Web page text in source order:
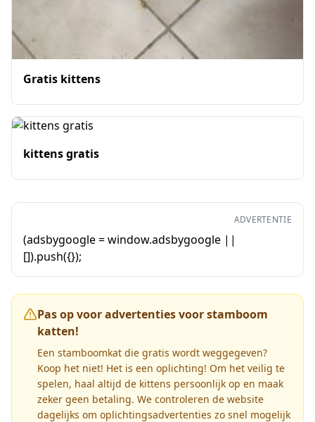
Gratis kittens
kittens gratis
ADVERTENTIE
(adsbygoogle = window.adsbygoogle ||
[]).push({});
Pas op voor advertenties voor stamboom
katten!
Een stamboomkat die gratis wordt weggegeven?
Koop het niet! Het is een oplichting! Om het veilig te
spelen, haal altijd de kittens persoonlijk op en maak
zeker geen betaling. We controleren de website
dagelijks om oplichtingsadvertenties zo snel mogelijk